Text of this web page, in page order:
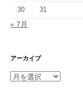
30 31
« 7月
アーカイブ
ア